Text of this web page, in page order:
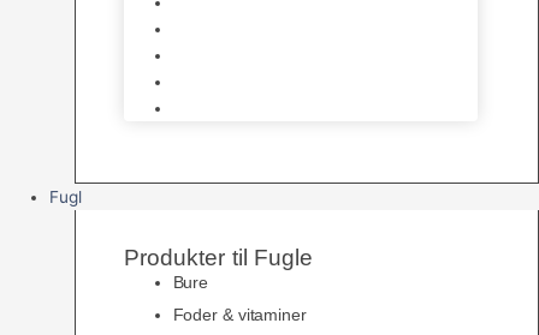
Fugl
Produkter til Fugle
Bure
Foder & vitaminer